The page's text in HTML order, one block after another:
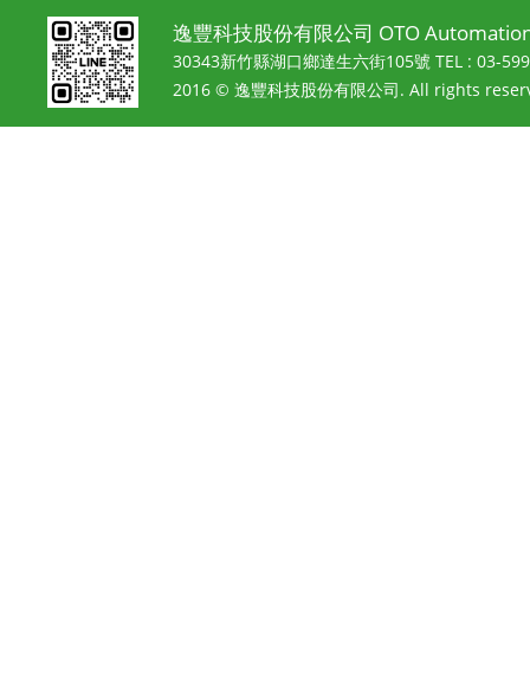
逸豐科技股份有限公司 OTO
30343新竹縣湖口鄉達生六街105號 TEL : 03-
2016 © 逸豐科技股份有限公司. All rights